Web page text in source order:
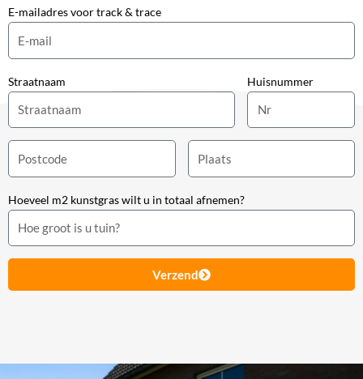
E-mailadres voor track & trace
Straatnaam Huisnummer
Hoeveel m2 kunstgras wilt u in totaal afnemen?
Verzend